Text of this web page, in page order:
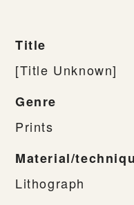
Title
[Title Unknown]
Genre
Prints
Material/
Lithograph